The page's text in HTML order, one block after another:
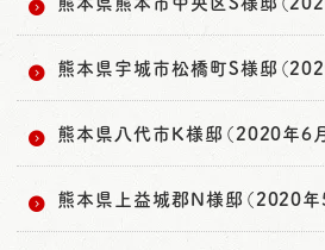
熊本県宇城市松橋町S様邸（
熊本県八代市K様邸（2020年6
熊本県上益城郡N様邸（2020年